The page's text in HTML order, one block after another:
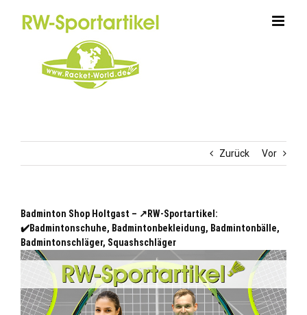
Zurück Vor
Badminton Shop Holtgast – ↗️RW-Sportartikel:
✔️Badmintonschuhe, Badmintonbekleidung, Badmintonbälle,
Badmintonschläger, Squashschläger